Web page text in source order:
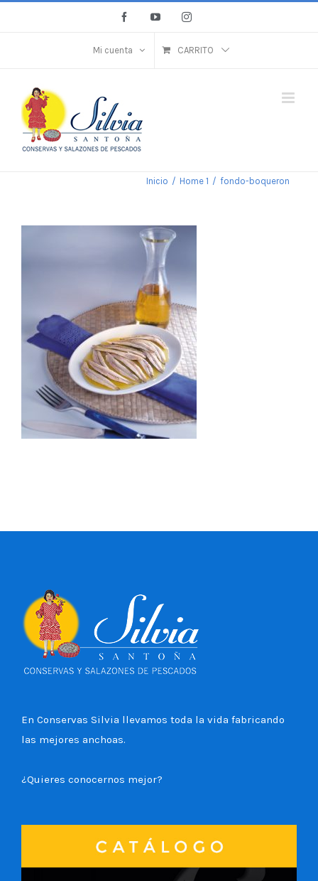
FacebookYouTubeInstagram
Mi cuenta CARRITO
Inicio / Home 1 / fondo-boqueron
En Conservas Silvia llevamos toda la vida fabricando
las mejores anchoas.
¿Quieres conocernos mejor?